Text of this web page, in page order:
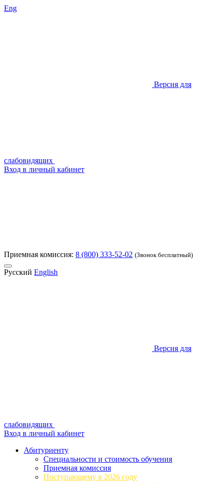
Eng
Версия для
слабовидящих
Вход в личный кабинет
Приемная комиссия: 8 (800) 333-52-02 (Звонок бесплатный)
Русский English
Версия для
слабовидящих
Вход в личный кабинет
Абитуриенту
Специальности и стоимость обучения
Приемная комиссия
Поступающему в 2026 году